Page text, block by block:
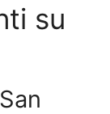
su